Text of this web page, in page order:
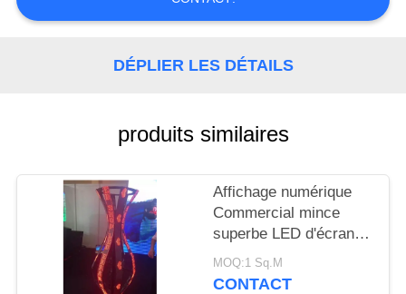
NOUVELLES
DEMANDEZ
DEVIS
DÉPLIER LES DÉTAILS
produits similaires
Affichage numérique
Commercial mince
superbe LED d'écran
flexible de P2.5/P3/P4
MOQ:1 Sq.M
CONTACT